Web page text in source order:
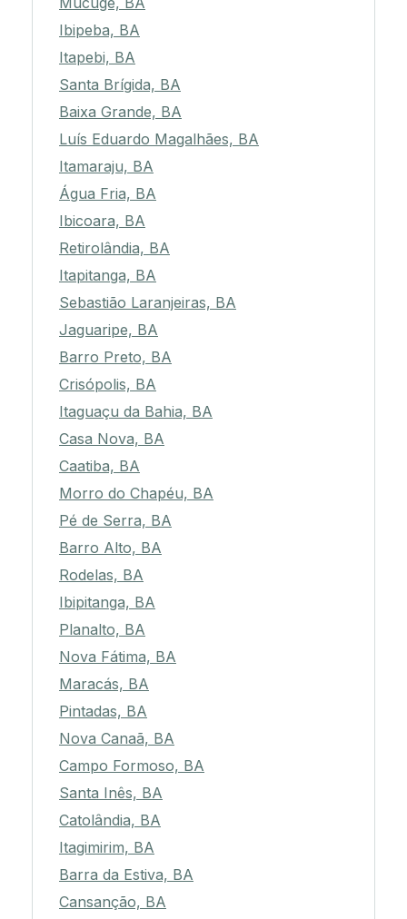
Ibipeba, BA
Itapebi, BA
Santa Brígida, BA
Baixa Grande, BA
Luís Eduardo Magalhães, BA
Itamaraju, BA
Água Fria, BA
Ibicoara, BA
Retirolândia, BA
Itapitanga, BA
Sebastião Laranjeiras, BA
Jaguaripe, BA
Barro Preto, BA
Crisópolis, BA
Itaguaçu da Bahia, BA
Casa Nova, BA
Caatiba, BA
Morro do Chapéu, BA
Pé de Serra, BA
Barro Alto, BA
Rodelas, BA
Ibipitanga, BA
Planalto, BA
Nova Fátima, BA
Maracás, BA
Pintadas, BA
Nova Canaã, BA
Campo Formoso, BA
Santa Inês, BA
Catolândia, BA
Itagimirim, BA
Barra da Estiva, BA
Cansanção, BA